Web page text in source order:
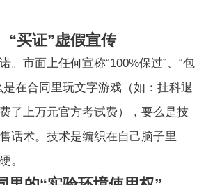
“买证”虚假宣传
。市面上任何宣称“100%保过”、“包
是在合同里玩文字游戏（如：挂科退
了上万元官方考试费），要么是技
话术。技术是编织在自己脑子里
。